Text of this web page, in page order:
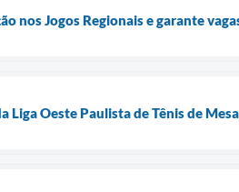
nos Jogos Regionais e garante
Liga Oeste Paulista de Tênis de